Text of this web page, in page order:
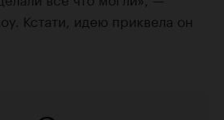
Кстати, идею приквела он